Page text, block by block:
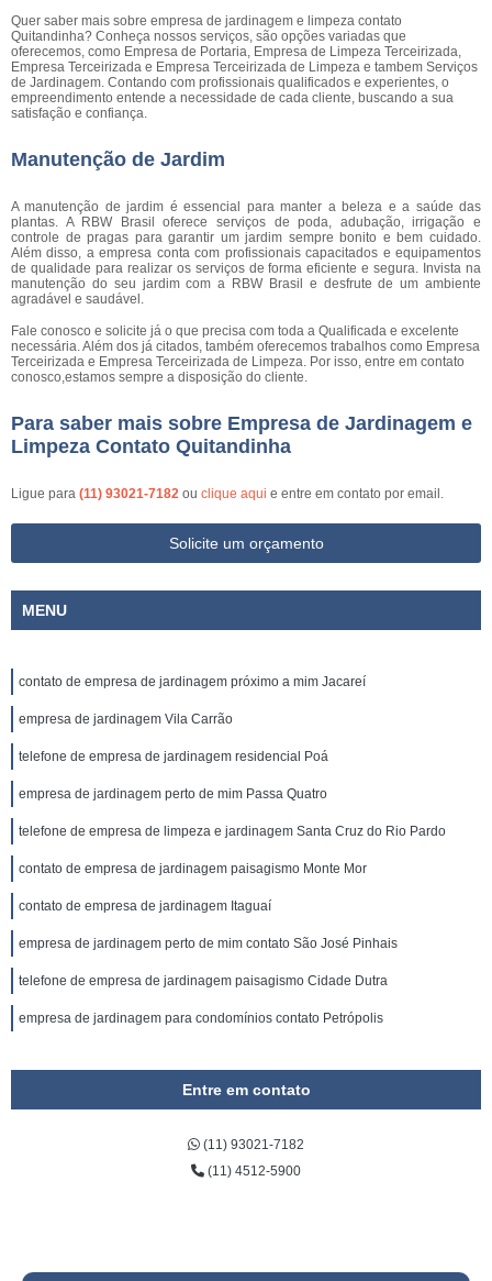
Quer saber mais sobre empresa de jardinagem e limpeza contato
Quitandinha? Conheça nossos serviços, são opções variadas que
oferecemos, como Empresa de Portaria, Empresa de Limpeza Terceirizada,
Empresa Terceirizada e Empresa Terceirizada de Limpeza e tambem Serviços
de Jardinagem. Contando com profissionais qualificados e experientes, o
empreendimento entende a necessidade de cada cliente, buscando a sua
satisfação e confiança.
Manutenção de Jardim
A manutenção de jardim é essencial para manter a beleza e a saúde das
plantas. A RBW Brasil oferece serviços de poda, adubação, irrigação e
controle de pragas para garantir um jardim sempre bonito e bem cuidado.
Além disso, a empresa conta com profissionais capacitados e equipamentos
de qualidade para realizar os serviços de forma eficiente e segura. Invista na
manutenção do seu jardim com a RBW Brasil e desfrute de um ambiente
agradável e saudável.
Fale conosco e solicite já o que precisa com toda a Qualificada e excelente
necessária. Além dos já citados, também oferecemos trabalhos como Empresa
Terceirizada e Empresa Terceirizada de Limpeza. Por isso, entre em contato
conosco,estamos sempre a disposição do cliente.
Para saber mais sobre Empresa de Jardinagem e
Limpeza Contato Quitandinha
Ligue para (11) 93021-7182 ou clique aqui e entre em contato por email.
Solicite um orçamento
MENU
contato de empresa de jardinagem próximo a mim Jacareí
empresa de jardinagem Vila Carrão
telefone de empresa de jardinagem residencial Poá
empresa de jardinagem perto de mim Passa Quatro
telefone de empresa de limpeza e jardinagem Santa Cruz do Rio Pardo
contato de empresa de jardinagem paisagismo Monte Mor
contato de empresa de jardinagem Itaguaí
empresa de jardinagem perto de mim contato São José Pinhais
telefone de empresa de jardinagem paisagismo Cidade Dutra
empresa de jardinagem para condomínios contato Petrópolis
Entre em contato
(11) 93021-7182
(11) 4512-5900